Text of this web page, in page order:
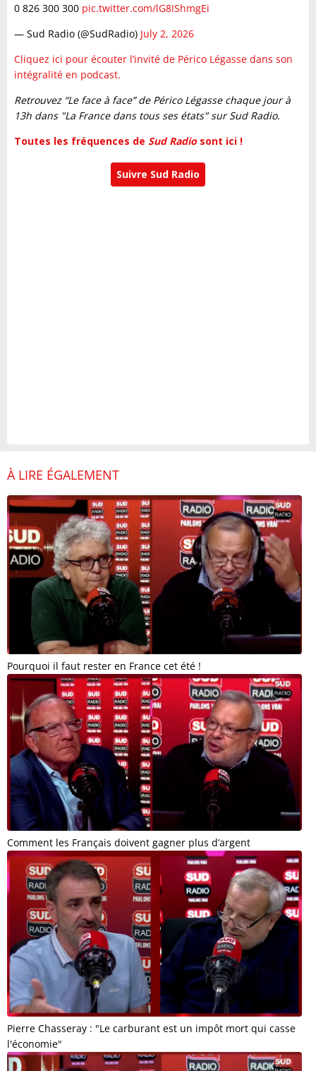
0 826 300 300 pic.twitter.com/lG8IShmgEi
— Sud Radio (@SudRadio) July 2, 2026
Cliquez ici pour écouter l’invité de Périco Légasse dans son
intégralité en podcast.
Retrouvez “Le face à face” de Périco Légasse chaque jour à
13h dans "La France dans tous ses états" sur Sud Radio.
Toutes les fréquences de Sud Radio sont ici !
Suivre Sud Radio
À LIRE ÉGALEMENT
Pourquoi il faut rester en France cet été !
Comment les Français doivent gagner plus d’argent
Pierre Chasseray : "Le carburant est un impôt mort qui casse
l'économie"